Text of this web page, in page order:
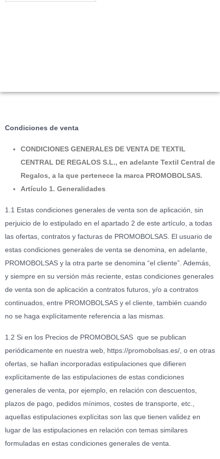
Condiciones de venta
CONDICIONES GENERALES DE VENTA DE TEXTIL
CENTRAL DE REGALOS S.L., en adelante Textil Central de
Regalos, a la que pertenece la marca PROMOBOLSAS.
Artículo 1. Generalidades
1.1 Estas condiciones generales de venta son de aplicación, sin
perjuicio de lo estipulado en el apartado 2 de este artículo, a todas
las ofertas, contratos y facturas de PROMOBOLSAS. El usuario de
estas condiciones generales de venta se denomina, en adelante,
PROMOBOLSAS y la otra parte se denomina “el cliente”. Además,
y siempre en su versión más reciente, estas condiciones generales
de venta son de aplicación a contratos futuros, y/o a contratos
continuados, entre PROMOBOLSAS y el cliente, también cuando
no se haga explícitamente referencia a las mismas.
1.2 Si en los Precios de PROMOBOLSAS que se publican
periódicamente en nuestra web, https://promobolsas.es/, o en otras
ofertas, se hallan incorporadas estipulaciones que difieren
explícitamente de las estipulaciones de estas condiciones
generales de venta, por ejemplo, en relación con descuentos,
plazos de pago, pedidos mínimos, costes de transporte, etc.,
aquellas estipulaciones explícitas son las que tienen validez en
lugar de las estipulaciones en relación con temas similares
formuladas en estas condiciones generales de venta.